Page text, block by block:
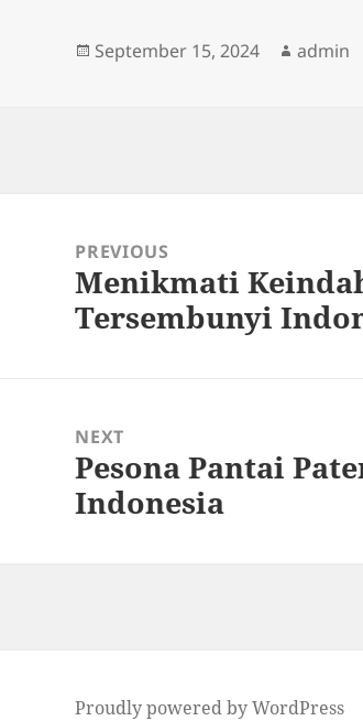
Posted
September 15, 2024 Author
admin
navigationPREVIOUS
Previous
post:
Menikmati
Tersembunyi
NEXT
Next
post:
Pesona Pantai
Indonesia
Proudly powered by WordPress